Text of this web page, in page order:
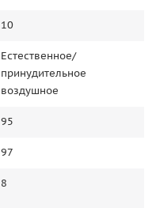
10
Естественное/
принудительное
воздушное
95
97
8